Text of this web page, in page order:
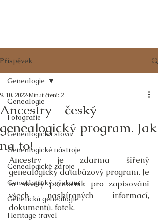
Příspěvek
Genealogie
Fotografie
Genealogická slova
Genealogické nástroje
Genealogické zdroje
Genealogický výzkum
Genetická genealogie
Heritage travel
Genealogie
Ancestry - český
genealogický program. Jak
na to!
9. 10. 2022 Minut čtení: 2
Ancestry je zdarma šířený
genealogický databázový program. Je
to skvělý pomocník pro zapisování
všech nasbíraných informací,
dokumentů, fotek.